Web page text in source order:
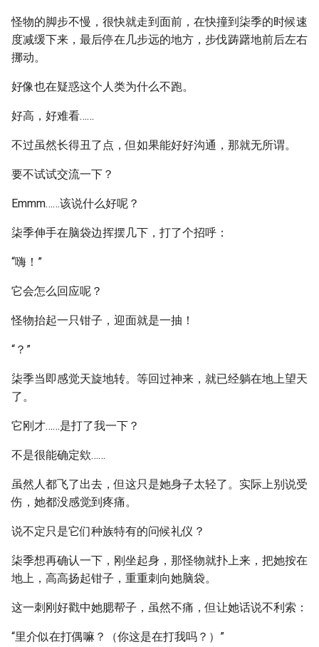
怪物的脚步不慢，很快就走到面前，在快撞到柒季的时候速
度减缓下来，最后停在几步远的地方，步伐踌躇地前后左右
挪动。
好像也在疑惑这个人类为什么不跑。
好高，好难看……
不过虽然长得丑了点，但如果能好好沟通，那就无所谓。
要不试试交流一下？
Emmm……该说什么好呢？
柒季伸手在脑袋边挥摆几下，打了个招呼：
“嗨！”
它会怎么回应呢？
怪物抬起一只钳子，迎面就是一抽！
“？”
柒季当即感觉天旋地转。等回过神来，就已经躺在地上望天
了。
它刚才……是打了我一下？
不是很能确定欸……
虽然人都飞了出去，但这只是她身子太轻了。实际上别说受
伤，她都没感觉到疼痛。
说不定只是它们种族特有的问候礼仪？
柒季想再确认一下，刚坐起身，那怪物就扑上来，把她按在
地上，高高扬起钳子，重重刺向她脑袋。
这一刺刚好戳中她腮帮子，虽然不痛，但让她话说不利索：
“里介似在打偶嘛？（你这是在打我吗？）”